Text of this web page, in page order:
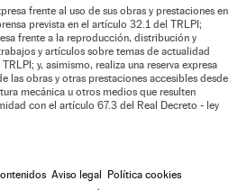
frente al uso de sus obras y prestaciones en
prevista en el artículo 32.1 del TRLPI;
frente a la reproducción, distribución y
y artículos sobre temas de actualidad
y, asimismo, realiza una reserva expresa
las obras y otras prestaciones accesibles desde
mecánica u otros medios que resulten
con el artículo 67.3 del Real Decreto - ley
Aviso legal Política cookies